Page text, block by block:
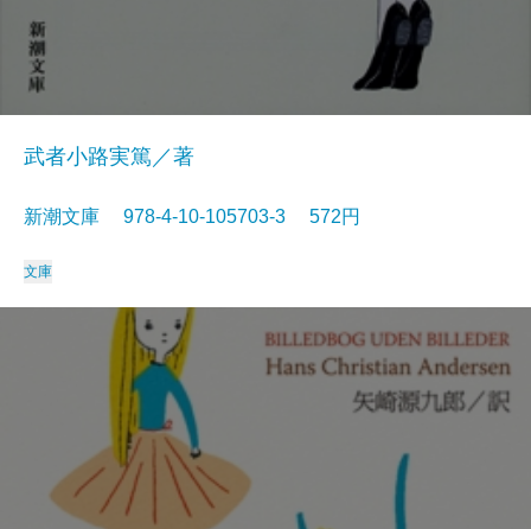
武者小路実篤／著
新潮文庫 978-4-10-105703-3 572円
文庫